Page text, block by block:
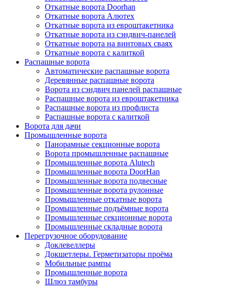
Откатные ворота Doorhan
Откатные ворота Алютех
Откатные ворота из евроштакетника
Откатные ворота из сэндвич-панелей
Откатные ворота на винтовых сваях
Откатные ворота с калиткой
Распашные ворота
Автоматические распашные ворота
Деревянные распашные ворота
Ворота из сэндвич панелей распашные
Распашные ворота из евроштакетника
Распашные ворота из профлиста
Распашные ворота с калиткой
Ворота для дачи
Промышленные ворота
Панорамные секционные ворота
Ворота промышленные распашные
Промышленные ворота Alutech
Промышленные ворота DoorHan
Промышленные ворота подвесные
Промышленные ворота рулонные
Промышленные откатные ворота
Промышленные подъёмные ворота
Промышленные секционные ворота
Промышленные складные ворота
Перегрузочное оборудование
Доклевеллеры
Докшетлеры. Герметизаторы проёма
Мобильные рампы
Промышленные ворота
Шлюз тамбуры